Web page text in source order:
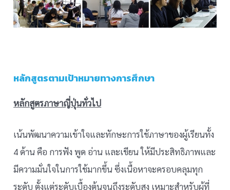
หลักสูตรตามเป้าหมายทางการศึกษา
หลักสูตรภาษาญี่ปุ่นทั่วไป
เน้นพัฒนาความเข้าใจและทักษะการใช้ภาษาของผู้เรียนทั้ง
4 ด้าน คือ การฟัง พูด อ่าน และเขียน ให้มีประสิทธิภาพและ
มีความมั่นใจในการใช้มากขึ้น ซึ่งเนื้อหาจะครอบคลุมทุก
ระดับ ตั้งแต่ระดับเบื้องต้นจนถึงระดับสูง เหมาะสำหรับผู้ที่